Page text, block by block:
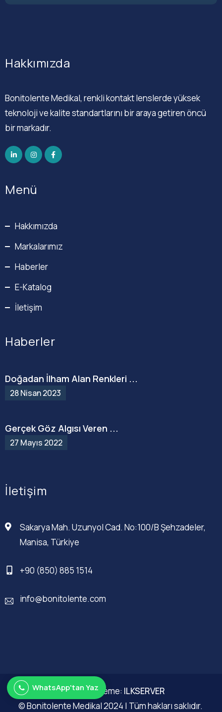
Hakkımızda
Bonitolente Medikal, renkli kontakt lenslerde yüksek
teknoloji ve kalite standartlarını bir araya getiren öncü
bir markadır.
Menü
Hakkımızda
Markalarımız
Haberler
E-Katalog
İletişim
Haberler
Doğadan İlham Alan Renkleri ...
28 Nisan 2023
Gerçek Göz Algısı Veren ...
27 Mayıs 2022
İletişim
Sakarya Mah. Uzunyol Cad. No:100/B Şehzadeler,
Manisa, Türkiye
+90 (850) 885 1514
info@bonitolente.com
Web Düzenleme: ILKSERVER
© Bonitolente Medikal 2024 | Tüm hakları saklıdır.
WhatsApp'tan Yaz